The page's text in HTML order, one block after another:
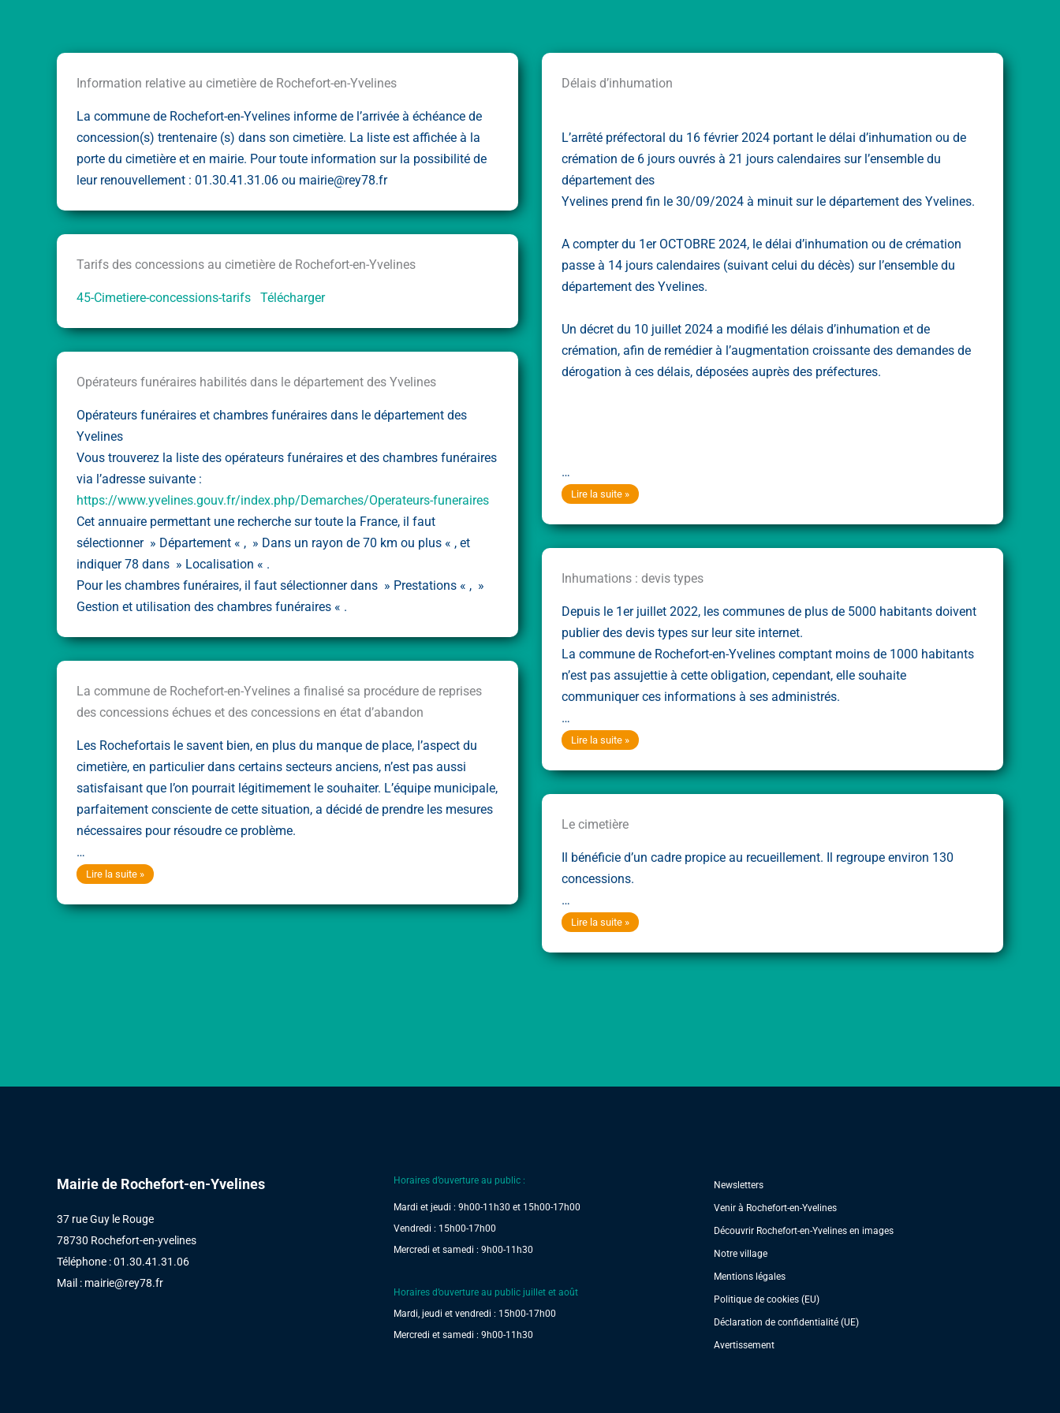
Information relative au cimetière de Rochefort-en-Yvelines
La commune de Rochefort-en-Yvelines informe de l’arrivée à échéance de
concession(s) trentenaire (s) dans son cimetière. La liste est affichée à la
porte du cimetière et en mairie. Pour toute information sur la possibilité de
leur renouvellement : 01.30.41.31.06 ou mairie@rey78.fr
Délais d’inhumation
L’arrêté préfectoral du 16 février 2024 portant le délai d’inhumation ou de
crémation de 6 jours ouvrés à 21 jours calendaires sur l’ensemble du
département des
Yvelines prend fin le 30/09/2024 à minuit sur le département des Yvelines.
A compter du 1er OCTOBRE 2024, le délai d’inhumation ou de crémation
passe à 14 jours calendaires (suivant celui du décès) sur l’ensemble du
département des Yvelines.
Un décret du 10 juillet 2024 a modifié les délais d’inhumation et de
crémation, afin de remédier à l’augmentation croissante des demandes de
dérogation à ces délais, déposées auprès des préfectures.
…
Délais
Lire la suite »
Tarifs des concessions au cimetière de Rochefort-en-Yvelines
45-Cimetiere-concessions-tarifs Télécharger
Opérateurs funéraires habilités dans le département des Yvelines
Opérateurs funéraires et chambres funéraires dans le département des
Yvelines
Vous trouverez la liste des opérateurs funéraires et des chambres funéraires
via l’adresse suivante :
https://www.yvelines.gouv.fr/index.php/Demarches/Operateurs-funeraires
Cet annuaire permettant une recherche sur toute la France, il faut
sélectionner » Département « , » Dans un rayon de 70 km ou plus « , et
indiquer 78 dans » Localisation « .
Pour les chambres funéraires, il faut sélectionner dans » Prestations « , »
Gestion et utilisation des chambres funéraires « .
Inhumations : devis types
Depuis le 1er juillet 2022, les communes de plus de 5000 habitants doivent
publier des devis types sur leur site internet.
La commune de Rochefort-en-Yvelines comptant moins de 1000 habitants
n’est pas assujettie à cette obligation, cependant, elle souhaite
communiquer ces informations à ses administrés.
…
Inhumations
devis
Lire la suite »
La commune de Rochefort-en-Yvelines a finalisé sa procédure de reprises
des concessions échues et des concessions en état d’abandon
Les Rochefortais le savent bien, en plus du manque de place, l’aspect du
cimetière, en particulier dans certains secteurs anciens, n’est pas aussi
satisfaisant que l’on pourrait légitimement le souhaiter. L’équipe municipale,
parfaitement consciente de cette situation, a décidé de prendre les mesures
nécessaires pour résoudre ce problème.
…
La
de
de
et
des
concessions
état
Lire la suite »
Le cimetière
Il bénéficie d’un cadre propice au recueillement. Il regroupe environ 130
concessions.
…
Le
Lire la suite »
Mairie de Rochefort-en-Yvelines
37 rue Guy le Rouge
78730 Rochefort-en-yvelines
Téléphone : 01.30.41.31.06
Mail : mairie@rey78.fr
Horaires d’ouverture au public :
Mardi et jeudi : 9h00-11h30 et 15h00-17h00
Vendredi : 15h00-17h00
Mercredi et samedi : 9h00-11h30
Horaires d’ouverture au public juillet et août
Mardi, jeudi et vendredi : 15h00-17h00
Mercredi et samedi : 9h00-11h30
Newsletters
Venir à Rochefort-en-Yvelines
Découvrir Rochefort-en-Yvelines en images
Notre village
Mentions légales
Politique de cookies (EU)
Déclaration de confidentialité (UE)
Avertissement